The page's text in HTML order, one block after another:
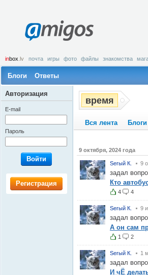
amigos
inbox .lv почта игры фото файлы знакомства
Блоги Ответы
время
Вся лента Блоги
9 октября, 2024 года
Serый К. 9
задал
Кто
4 4
Serый К. 9
задал
А он сам
1 2
Serый К. 1
задал
И чЁ
Авторизация
E-mail
Пароль
Войти
Регистрация